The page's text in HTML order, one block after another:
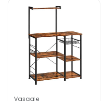
Vasagle